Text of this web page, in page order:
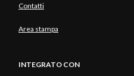
Contatti
Area stampa
INTEGRATO CON